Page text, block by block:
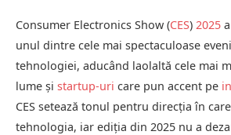
Consumer Electronics Show (CES) 2025
unul dintre cele mai spectaculoase
tehnologiei, aducând laolaltă cele mai
lume și startup-uri care pun accent pe
CES setează tonul pentru direcția în
tehnologia, iar ediția din 2025 nu a